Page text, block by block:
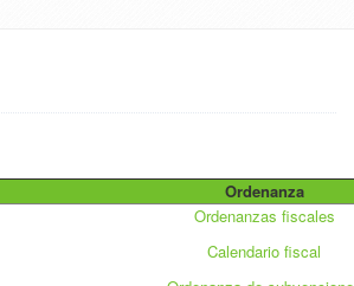
Ordenanza
Ordenanzas fiscales
Calendario fiscal